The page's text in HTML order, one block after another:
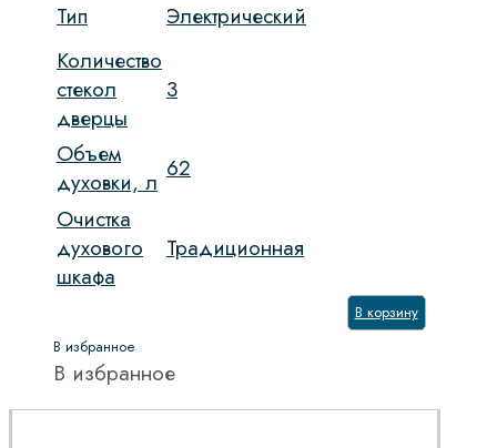
Тип
Электрический
Количество
стекол
дверцы
3
Объем
духовки, л 62
Очистка
духового
шкафа
Традиционная
В корзину
В избранное
В избранное